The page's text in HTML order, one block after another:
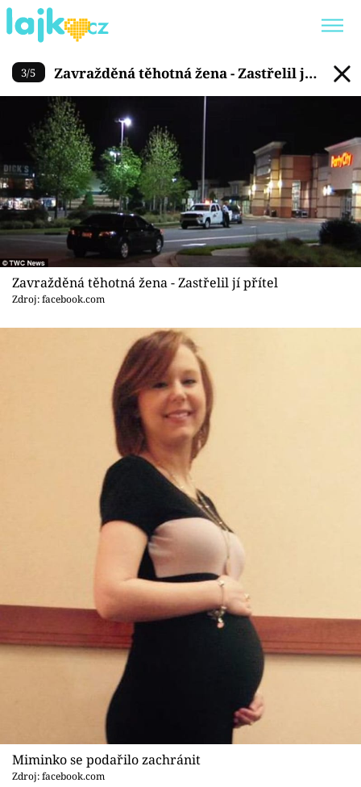
Trendy: KARLOS VÉMOLA
ONLYFANS
SHOPAHOLICADEL
CLASH OF THE STARS
Témata
Showbyznys
Youtubeři
Virály
Sex a vztahy
Sledujte prima+
Přihlášení
Zavražděná těhotná žena -
3/5
Zavražděná těhotná žena - Zastřelil jí
přítel
Zavražděná těhotná žena - Zastřelil jí přítel
Zdroj: facebook.com
Miminko se podařilo zachránit
Zdroj: facebook.com